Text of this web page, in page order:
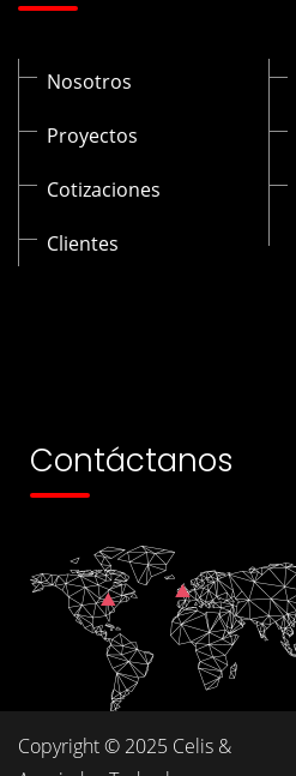
Nosotros
Proyectos
Cotizaciones
Clientes
Contáctanos
Copyright © 2025 Celis &